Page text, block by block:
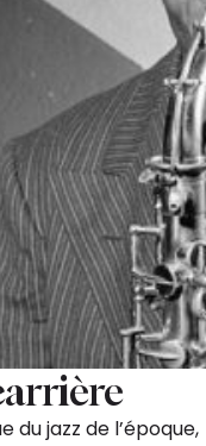
du jazz de l’époque,